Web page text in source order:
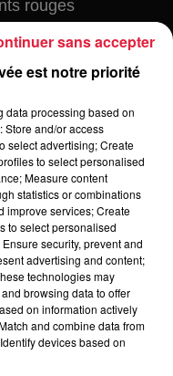
rouges
sur la venue du
septembre
précisons sur
est notre priorité
data processing based on
Store and/or access
select advertising; Create
to select personalised
Measure content
statistics or combinations
improve services; Create
to select personalised
security, prevent and
advertising and content;
technologies may
browsing data to offer
on information actively
and combine data from
devices based on
sans accepter